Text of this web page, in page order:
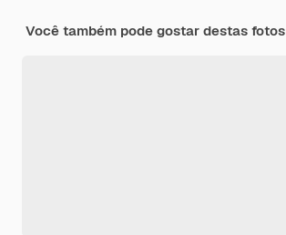
Você também pode gostar destas fotos